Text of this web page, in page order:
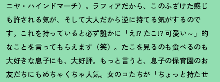
ニヤ・ハインドマーチ）。ラフィアだから、このふざけた感じ
も許される気が、そして大人だから逆に持てる気がするので
す。これを持っていると必ず誰かに「え!? たこ!? 可愛い～」的
なことを言ってもらえます（笑）。たこを見るのも食べるのも
大好きな息子にも、大好評。もっと言うと、息子の保育園のお
友だちにもめちゃくちゃ人気。女のコたちが「ちょっと持たせ